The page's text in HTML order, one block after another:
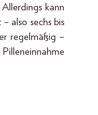
kann
also sechs bis
regelmäßig –